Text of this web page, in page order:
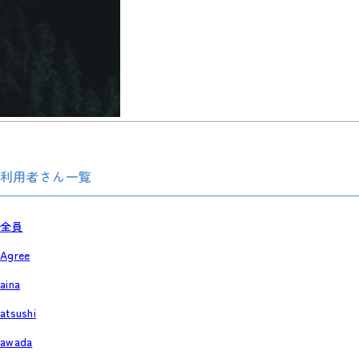
利用者さん一覧
全員
Agree
aina
atsushi
awada